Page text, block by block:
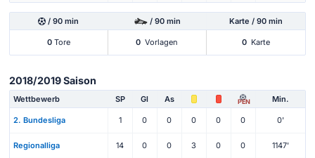
/ 90 min / 90 min Karte / 90 min
0Tore 0 Vorlagen 0 Karte
2018/2019 Saison
Wettbewerb SP Gl As PEN Min.
2. Bundesliga 1 0 0 0 0 0 0'
Regionalliga 14 0 0 3 0 0 1147'